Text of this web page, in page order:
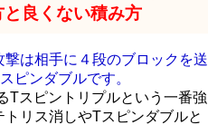
良くない積み方
撃は相手に４段のブロックを送
ピンダブルです。
Tスピントリプルという一番強
リス消しやTスピンダブルと